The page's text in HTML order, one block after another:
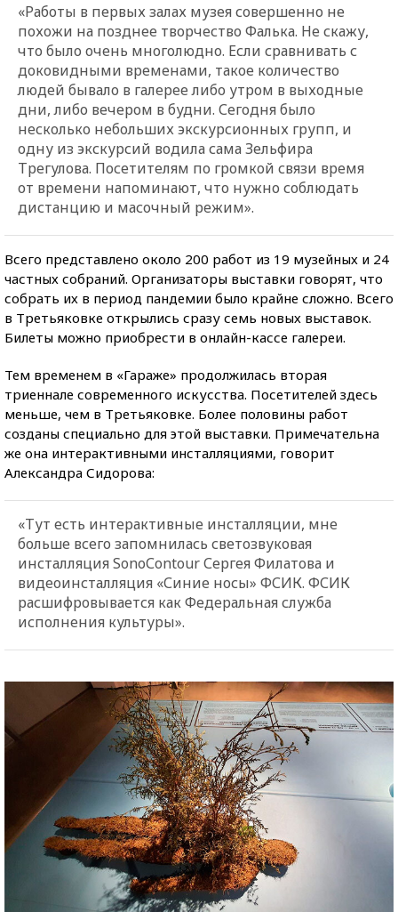
«Работы в первых залах музея совершенно не
похожи на позднее творчество Фалька. Не скажу,
что было очень многолюдно. Если сравнивать с
доковидными временами, такое количество
людей бывало в галерее либо утром в выходные
дни, либо вечером в будни. Сегодня было
несколько небольших экскурсионных групп, и
одну из экскурсий водила сама Зельфира
Трегулова. Посетителям по громкой связи время
от времени напоминают, что нужно соблюдать
дистанцию и масочный режим».
Всего представлено около 200 работ из 19 музейных и 24
частных собраний. Организаторы выставки говорят, что
собрать их в период пандемии было крайне сложно. Всего
в Третьяковке открылись сразу семь новых выставок.
Билеты можно приобрести в онлайн-кассе галереи.
Тем временем в «Гараже» продолжилась вторая
триеннале современного искусства. Посетителей здесь
меньше, чем в Третьяковке. Более половины работ
созданы специально для этой выставки. Примечательна
же она интерактивными инсталляциями, говорит
Александра Сидорова:
«Тут есть интерактивные инсталляции, мне
больше всего запомнилась светозвуковая
инсталляция SonоСontour Сергея Филатова и
видеоинсталляция «Синие носы» ФСИК. ФСИК
расшифровывается как Федеральная служба
исполнения культуры».